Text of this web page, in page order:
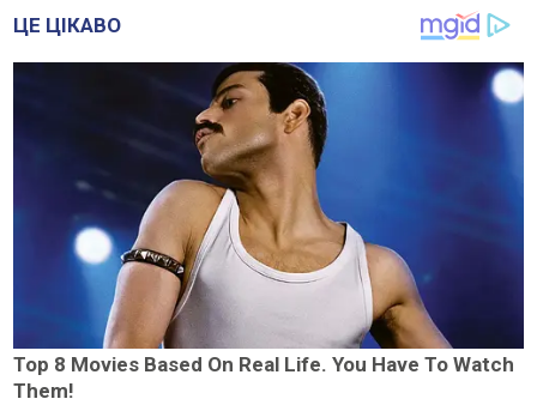
ЦЕ ЦІКАВО
Top 8 Movies Based On Real Life. You Have To Watch
Them!